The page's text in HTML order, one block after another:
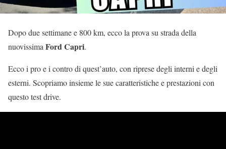
Dopo due settimane e 800 km, ecco la prova su strada della
nuovissimaFord Capri.
Ecco i pro e i contro di quest’auto, con riprese degli interni e degli
esterni. Scopriamo insieme le sue caratteristiche e prestazioni con
questo test drive.